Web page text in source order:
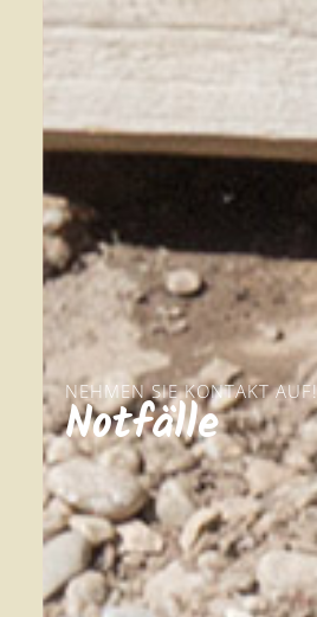
NEHMEN SIE KONTAKT AUF!
Notfälle